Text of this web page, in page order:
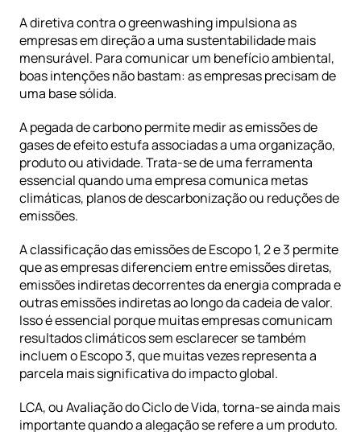
A diretiva contra o greenwashing impulsiona as
empresas em direção a uma sustentabilidade mais
mensurável. Para comunicar um benefício ambiental,
boas intenções não bastam: as empresas precisam de
uma base sólida.
A pegada de carbono permite medir as emissões de
gases de efeito estufa associadas a uma organização,
produto ou atividade. Trata-se de uma ferramenta
essencial quando uma empresa comunica metas
climáticas, planos de descarbonização ou reduções de
emissões.
A classificação das emissões de Escopo 1, 2 e 3 permite
que as empresas diferenciem entre emissões diretas,
emissões indiretas decorrentes da energia comprada e
outras emissões indiretas ao longo da cadeia de valor.
Isso é essencial porque muitas empresas comunicam
resultados climáticos sem esclarecer se também
incluem o Escopo 3, que muitas vezes representa a
parcela mais significativa do impacto global.
LCA, ou Avaliação do Ciclo de Vida, torna-se ainda mais
importante quando a alegação se refere a um produto.